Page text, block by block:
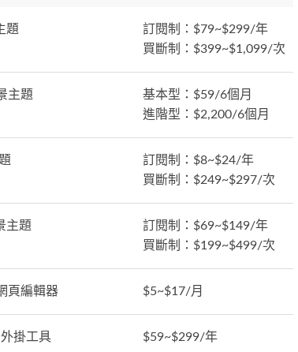
題
訂閱制：$79~$299/年
買斷制：$399~$1,099/次
主題
基本型：$59/6個月
進階型：$2,200/6個月
訂閱制：$8~$24/年
買斷制：$249~$297/次
主題
訂閱制：$69~$149/年
買斷制：$199~$499/次
頁編輯器 $5~$17/月
掛工具 $59~$299/年